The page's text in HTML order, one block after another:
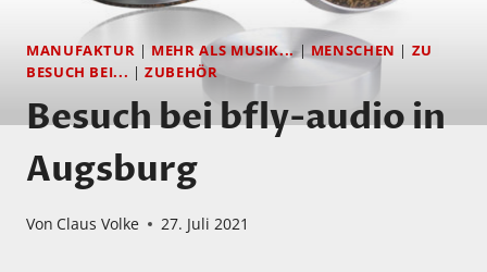
MANUFAKTUR | MEHR ALS MUSIK...| MENSCHEN | ZU
BESUCH BEI... |ZUBEHÖR
Besuch bei bfly-audio in
Augsburg
Von Claus Volke 27. Juli 2021